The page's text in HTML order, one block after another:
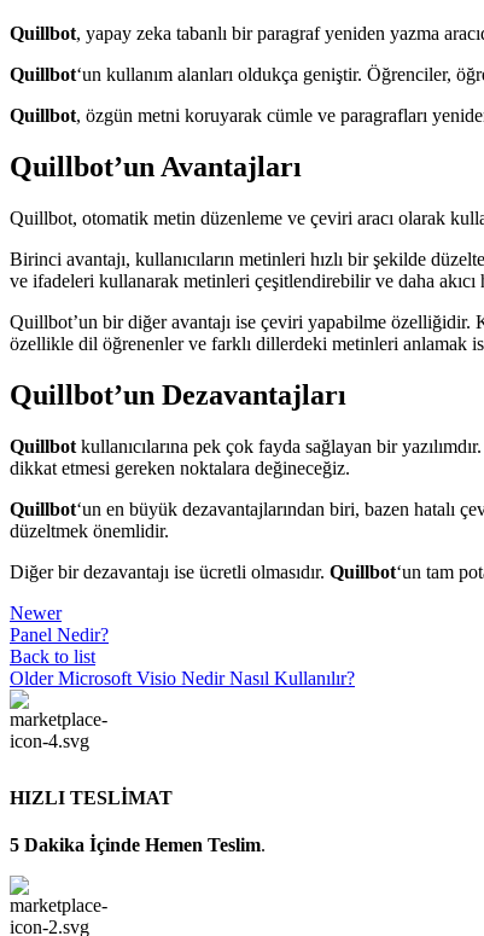
Quillbot, yapay zeka tabanlı bir paragraf yeniden yazma
Quillbot‘un kullanım alanları oldukça geniştir. Öğrenciler,
Quillbot, özgün metni koruyarak cümle ve paragrafları
Quillbot’un Avantajları
Quillbot, otomatik metin düzenleme ve çeviri aracı olarak
Birinci avantajı, kullanıcıların metinleri hızlı bir şekilde
ve ifadeleri kullanarak metinleri çeşitlendirebilir ve daha akıcı
Quillbot’un bir diğer avantajı ise çeviri yapabilme özelliğidir.
özellikle dil öğrenenler ve farklı dillerdeki metinleri anlamak
Quillbot’un Dezavantajları
Quillbot kullanıcılarına pek çok fayda sağlayan bir
dikkat etmesi gereken noktalara değineceğiz.
Quillbot‘un en büyük dezavantajlarından biri, bazen hatalı
düzeltmek önemlidir.
Diğer bir dezavantajı ise ücretli olmasıdır. Quillbot‘un tam
Newer
Panel Nedir?
Back to list
Older Microsoft Visio Nedir Nasıl Kullanılır?
HIZLI TESLİMAT
5 Dakika İçinde Hemen Teslim.